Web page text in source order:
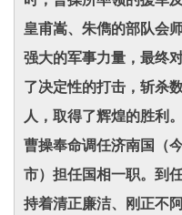
皇甫嵩、朱儁的部队会
强大的军事力量，最终
了决定性的打击，斩杀
人，取得了辉煌的胜利
曹操奉命调任济南国（
市）担任国相一职。到
持着清正廉洁、刚正不